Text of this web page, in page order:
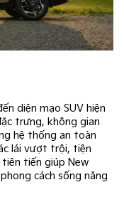
diện mạo SUV hiện
trưng, không gian
hệ thống an toàn
lái vượt trội, tiện
tiến giúp New
cách sống năng